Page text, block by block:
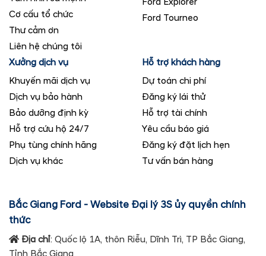
Cơ cấu tổ chức
Thư cảm ơn
Liên hệ chúng tôi
Ford Tourneo
Xưởng dịch vụ
Khuyến mãi dịch vụ
Dịch vụ bảo hành
Bảo dưỡng định kỳ
Hỗ trợ cứu hộ 24/7
Phụ tùng chính hãng
Dịch vụ khác
Hỗ trợ khách hàng
Dự toán chi phí
Đăng ký lái thử
Hỗ trợ tài chính
Yêu cầu báo giá
Đăng ký đặt lịch hẹn
Tư vấn bán hàng
Bắc Giang Ford - Website Đại lý 3S ủy quyền chính
thức
Địa chỉ: Quốc lộ 1A, thôn Riễu, Dĩnh Trì, TP Bắc Giang,